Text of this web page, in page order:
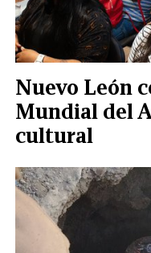
Nuevo León
Mundial del
cultural